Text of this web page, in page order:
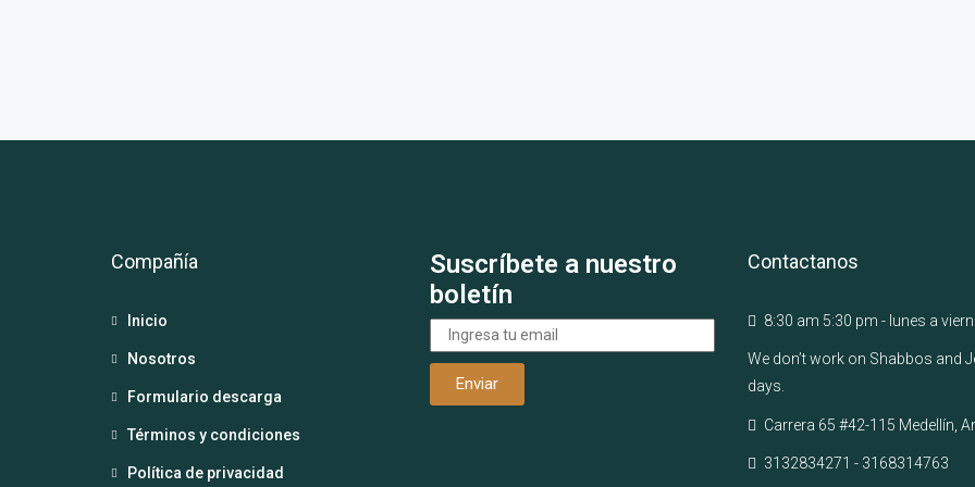
Compañía
Inicio
Nosotros
Formulario descarga
Términos y condiciones
Política de privacidad
Suscríbete a nuestro
boletín
Contactanos
8:30 am 5:30 pm - lunes a
We don’t work on Shabbos and
days.
Carrera 65 #42-115 Medellín,
3132834271 - 3168314763